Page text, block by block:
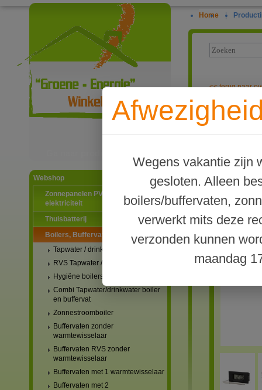
Webshop
Zonnepanelen PV-systemen
elektriciteit
Thuisbatterij
Boilers, Buffervaten en toebehoren
Tapwater / drinkwater boilers
RVS Tapwater / drinkwater boilers
Hygiëne boilers
Combi Tapwater/drinkwater boiler
en buffervat
Zonnestroomboiler
Buffervaten zonder
warmtewisselaar
Buffervaten RVS zonder
warmtewisselaar
Buffervaten met 1 warmtewisselaar
Buffervaten met 2
Home |
Wegens vakantie zijn
gesloten. Alleen
boilers/buffervaten,
verwerkt mits deze
verzonden kunnen
maandag
<<terug naar
LCD
leiding,